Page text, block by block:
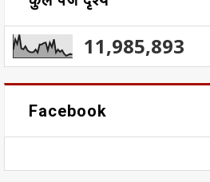
11,985,893
Facebook